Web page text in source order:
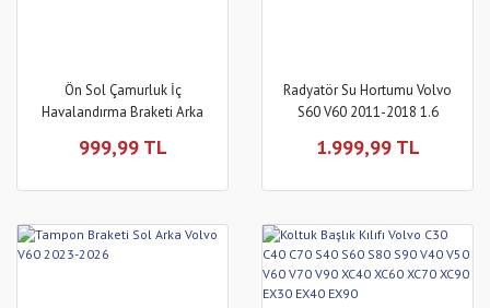
Ön Sol Çamurluk İç
Havalandırma Braketi Arka
999,99 TL
Radyatör Su Hortumu Volvo
S60 V60 2011-2018 1.6
1.999,99 TL